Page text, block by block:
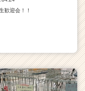
歓迎会！！